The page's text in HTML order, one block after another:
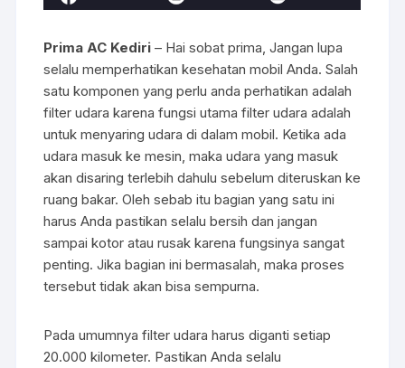
Prima AC Kediri– Hai sobat prima, Jangan lupa
selalu memperhatikan kesehatan mobil Anda. Salah
satu komponen yang perlu anda perhatikan adalah
filter udara karena fungsi utama filter udara adalah
untuk menyaring udara di dalam mobil. Ketika ada
udara masuk ke mesin, maka udara yang masuk
akan disaring terlebih dahulu sebelum diteruskan ke
ruang bakar. Oleh sebab itu bagian yang satu ini
harus Anda pastikan selalu bersih dan jangan
sampai kotor atau rusak karena fungsinya sangat
penting. Jika bagian ini bermasalah, maka proses
tersebut tidak akan bisa sempurna.
Pada umumnya filter udara harus diganti setiap
20.000 kilometer. Pastikan Anda selalu